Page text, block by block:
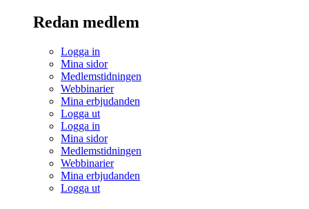
Redan medlem
Logga in
Mina sidor
Medlemstidningen
Webbinarier
Mina erbjudanden
Logga ut
Logga in
Mina sidor
Medlemstidningen
Webbinarier
Mina erbjudanden
Logga ut